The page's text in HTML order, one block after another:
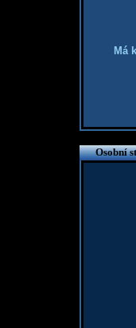
Má
Osobní